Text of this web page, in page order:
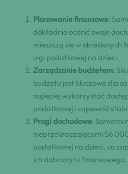
Planowanie finansowe:
dokładnie ocenić swoje
mieszczą się w
ulgi podatkowej na dzieci.
Zarządzanie budżetem:
budżetu jest kluczowe dla
najlepiej wykorzystać
podatkowej i zapewnić
Progi dochodowe: Samotni
nieprzekraczającymi 56
podatkowej na dzieci, co
ich dobrobytu finansowego.